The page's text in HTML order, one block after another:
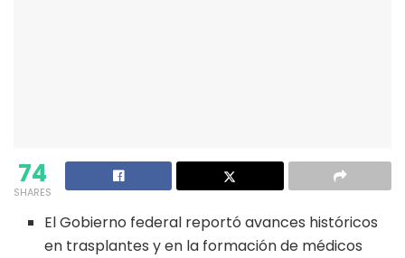
74
SHARES
El Gobierno federal reportó avances históricos
en trasplantes y en la formación de médicos